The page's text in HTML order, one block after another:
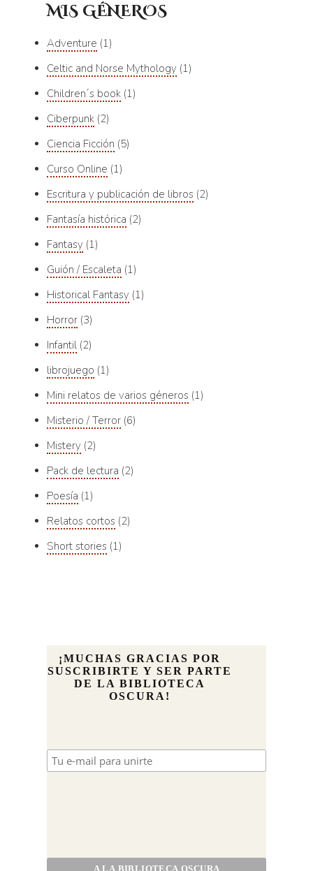
MIS GÉNEROS
Adventure 1
Celtic and Norse Mythology 1
Children´s book 1
Ciberpunk 2
Ciencia Ficción 5
Curso Online 1
Escritura y publicación de libros 2
Fantasía histórica 2
Fantasy 1
Guión / Escaleta 1
Historical Fantasy 1
Horror 3
Infantil 2
librojuego 1
Mini relatos de varios géneros 1
Misterio / Terror 6
Mistery 2
Pack de lectura 2
Poesía 1
Relatos cortos 2
Short stories 1
¡MUCHAS GRACIAS POR
SUSCRIBIRTE Y SER PARTE
DE LA BIBLIOTECA
OSCURA!